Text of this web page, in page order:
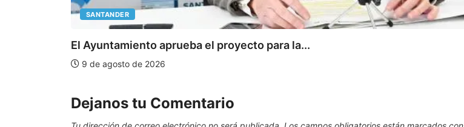
SANTANDER
El Ayuntamiento aprueba el proyecto para la...
9 de agosto de 2026
Dejanos tu Comentario